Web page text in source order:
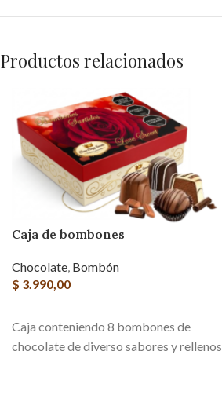
Productos relacionados
Caja de bombones
Chocolate, Bombón
$ 3.990,00
Caja conteniendo 8 bombones de
chocolate de diverso sabores y rellenos